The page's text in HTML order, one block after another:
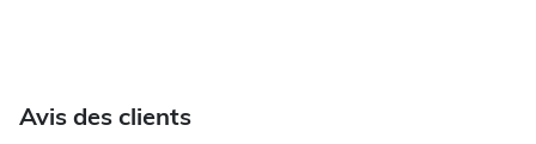
Avis des clients